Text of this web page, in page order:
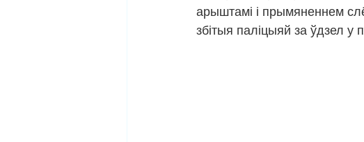
арыштамі і прымяненнем
збітыя паліцыяй за ўдзел у